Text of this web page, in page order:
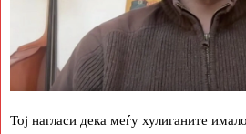
Тој нагласи дека меѓу хулиганите